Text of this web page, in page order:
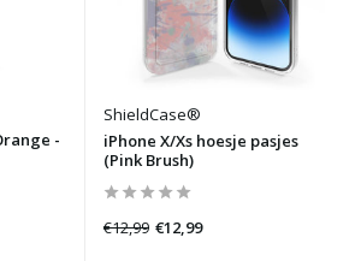
-
ShieldCase®
iPhone X/Xs hoesje pasjes
(Pink Brush)
€12,99 €12,99